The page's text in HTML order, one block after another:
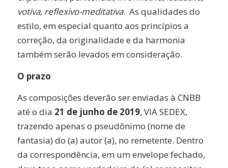
votiva, reflexivo-meditativa. As qualidades do
estilo, em especial quanto aos princípios a
correção, da originalidade e da harmonia
também serão levados em consideração.
O prazo
As composições deverão ser enviadas à CNBB
até o dia 21 de junho de 2019, VIA SEDEX,
trazendo apenas o pseudônimo (nome de
fantasia) do (a) autor (a), no remetente. Dentro
da correspondência, em um envelope fechado,